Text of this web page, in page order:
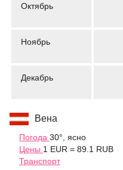
Октябрь
Ноябрь
Декабрь
Вена
Погода 30°, ясно
Цены 1 EUR = 89.1 RUB
Транспорт